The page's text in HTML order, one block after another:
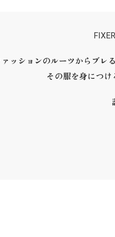
ッションのルーツからブレ
その服を身につけ